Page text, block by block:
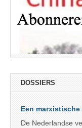
DOSSIERS
Een
De Nederlandse